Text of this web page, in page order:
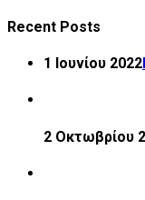
Recent Posts
1 Ιουνίου 2022
2 Οκτωβρίου